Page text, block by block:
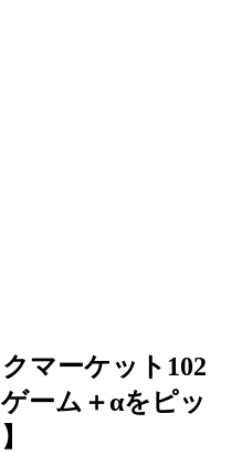
マーケット102
ーム＋αをピッ